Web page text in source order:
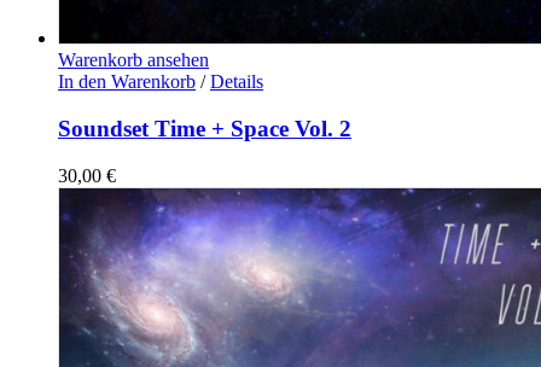
Warenkorb ansehen
In den Warenkorb / Details
Soundset Time + Space Vol. 2
30,00 €